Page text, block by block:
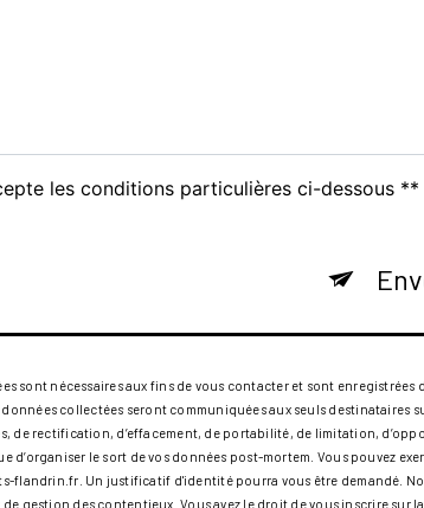
les conditions particulières ci-dessous **
sont nécessaires aux fins de vous contacter et sont
données collectées seront communiquées aux seuls
de rectification, d’effacement, de portabilité, de limitation,
d’organiser le sort de vos données post-mortem. Vous pouvez
flandrin.fr. Un justificatif d'identité pourra vous être demandé.
gestion des contentieux. Vous avez le droit de vous inscrire